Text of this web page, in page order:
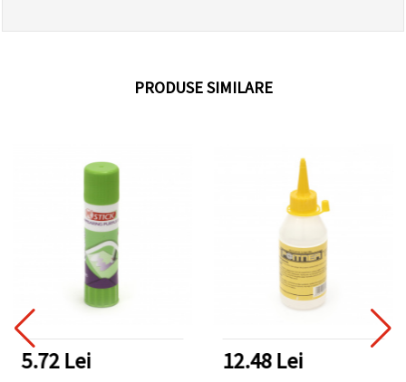
PRODUSE SIMILARE
5.72 Lei 12.48 Lei